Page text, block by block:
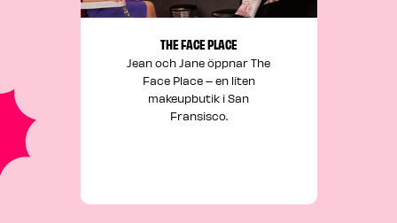
THE FACE PLACE
Jean och Jane öppnar The
Face Place – en liten
makeupbutik i San
Fransisco.